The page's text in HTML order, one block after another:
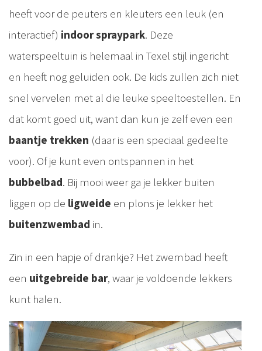
heeft voor de peuters en kleuters een leuk (en
interactief) indoor spraypark. Deze
waterspeeltuin is helemaal in Texel stijl ingericht
en heeft nog geluiden ook. De kids zullen zich niet
snel vervelen met al die leuke speeltoestellen. En
dat komt goed uit, want dan kun je zelf even een
baantje trekken (daar is een speciaal gedeelte
voor). Of je kunt even ontspannen in het
bubbelbad. Bij mooi weer ga je lekker buiten
liggen op de ligweide en plons je lekker het
buitenzwembad in.
Zin in een hapje of drankje? Het zwembad heeft
een uitgebreide bar, waar je voldoende lekkers
kunt halen.